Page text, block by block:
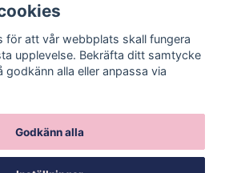
Skicka
för att vår webbplats skall fungera
upplevelse. Bekräfta ditt samtycke
alla eller anpassa via
Godkänn alla